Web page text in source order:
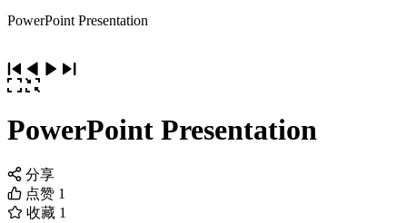
PowerPoint Presentation
PowerPoint Presentation
分享
点赞 1
收藏 1